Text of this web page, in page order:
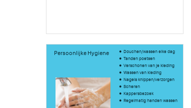
Persoonlijke Hygiene
Douchen/wassen elke dag
Tanden poetsen
Verschonen van je kleding
Wassen van kleding
Nagels knippen/verzorgen
Scheren
Kappersbezoek
Regelmatig handen wassen